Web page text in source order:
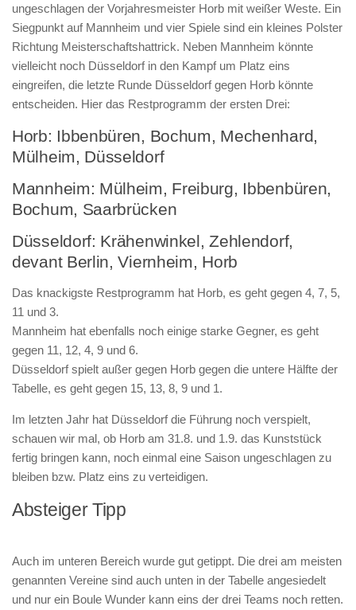
ungeschlagen der Vorjahresmeister Horb mit weißer Weste. Ein
Siegpunkt auf Mannheim und vier Spiele sind ein kleines Polster
Richtung Meisterschaftshattrick. Neben Mannheim könnte
vielleicht noch Düsseldorf in den Kampf um Platz eins
eingreifen, die letzte Runde Düsseldorf gegen Horb könnte
entscheiden. Hier das Restprogramm der ersten Drei:
Horb: Ibbenbüren, Bochum, Mechenhard,
Mülheim, Düsseldorf
Mannheim: Mülheim, Freiburg, Ibbenbüren,
Bochum, Saarbrücken
Düsseldorf: Krähenwinkel, Zehlendorf,
devant Berlin, Viernheim, Horb
Das knackigste Restprogramm hat Horb, es geht gegen 4, 7, 5,
11 und 3.
Mannheim hat ebenfalls noch einige starke Gegner, es geht
gegen 11, 12, 4, 9 und 6.
Düsseldorf spielt außer gegen Horb gegen die untere Hälfte der
Tabelle, es geht gegen 15, 13, 8, 9 und 1.
Im letzten Jahr hat Düsseldorf die Führung noch verspielt,
schauen wir mal, ob Horb am 31.8. und 1.9. das Kunststück
fertig bringen kann, noch einmal eine Saison ungeschlagen zu
bleiben bzw. Platz eins zu verteidigen.
Absteiger Tipp
Auch im unteren Bereich wurde gut getippt. Die drei am meisten
genannten Vereine sind auch unten in der Tabelle angesiedelt
und nur ein Boule Wunder kann eins der drei Teams noch retten.